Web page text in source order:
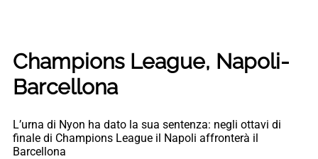
Champions League, Napoli-
Barcellona
L’urna di Nyon ha dato la sua sentenza: negli ottavi di
finale di Champions League il Napoli affronterà il
Barcellona